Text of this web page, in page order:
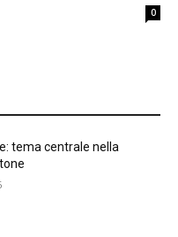
0
tema centrale nella